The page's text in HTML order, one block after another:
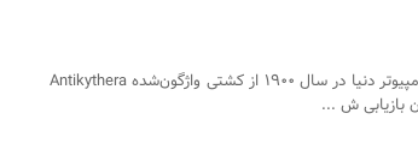
کهن ترین کامپیوتر دنیا در سال 1900 از کشتی واژگون‌شده Antikythera
بازیابی ش ...